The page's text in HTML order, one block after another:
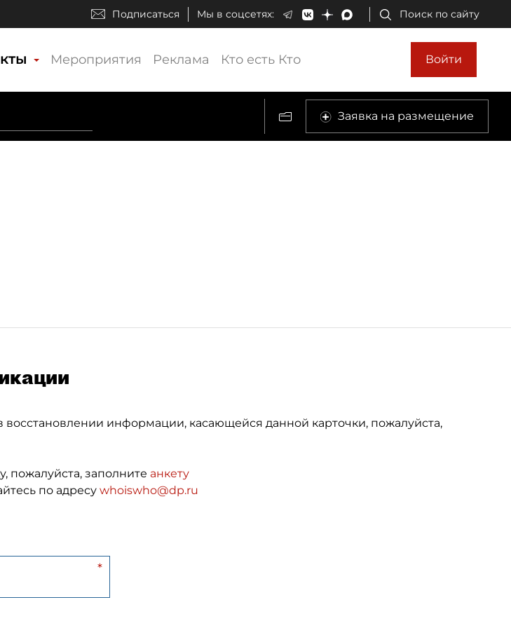
Подписаться Мы в соцсетях: Поиск по сайту
Мероприятия Реклама Кто есть Кто Войти
Заявка на размещение
информации, касающейся данной карточки, пожалуйста,
пожалуйста, заполните анкету
по адресу whoiswho@dp.ru